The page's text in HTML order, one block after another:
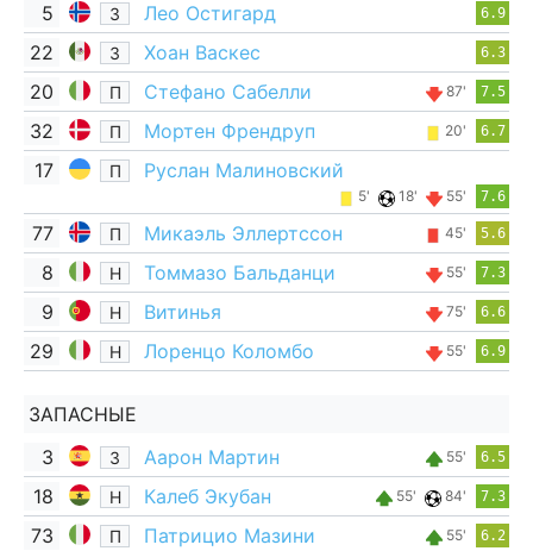
5 З Лео Остигард 6.9
22 З Хоан Васкес 6.3
20 П Стефано Сабелли 87' 7.5
32 П Мортен Френдруп 20' 6.7
17 П Руслан Малиновский
5' 18' 55' 7.6
77 П Микаэль Эллертссон 45' 5.6
8 Н Томмазо Бальданци 55' 7.3
9 Н Витинья 75' 6.6
29 Н Лоренцо Коломбо 55' 6.9
ЗАПАСНЫЕ
3
З Аарон Мартин 55' 6.5
18 Н Калеб Экубан 55' 84' 7.3
73 П Патрицио Мазини 55' 6.2